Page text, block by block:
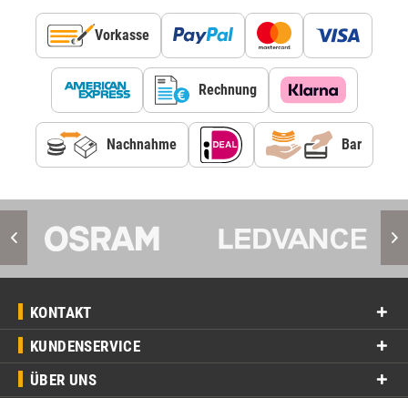
Vorkasse
Rechnung
Nachnahme Bar
KONTAKT
KUNDENSERVICE
ÜBER UNS